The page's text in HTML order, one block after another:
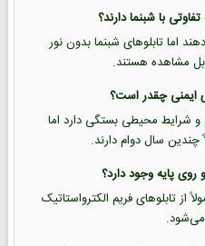
اما تابلوهای شبنما بدون نور
مشاهده هستند.
و شرایط محیطی بستگی دارد اما
چندین سال دوام دارند.
از تابلوهای فریم الکترواستاتیک
می‌شود.